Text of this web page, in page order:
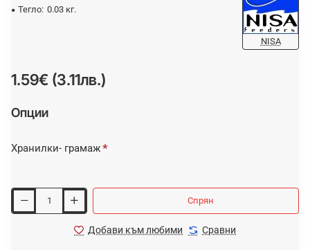
Тегло: 0.03 кг.
NISA
1.59€ (3.11лв.)
Опции
Хранилки- грамаж
Спрян
Добави към любими Сравни